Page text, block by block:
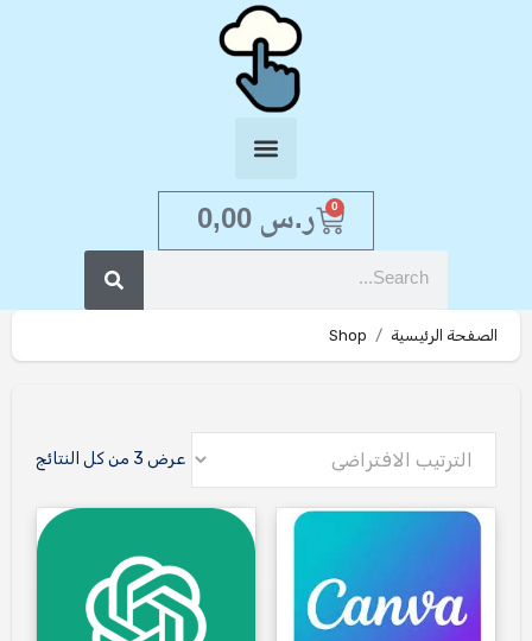
ر.س0,00 0
الصفحة الرئيسية Shop
عرض ⁦3⁩ من كل النتائج